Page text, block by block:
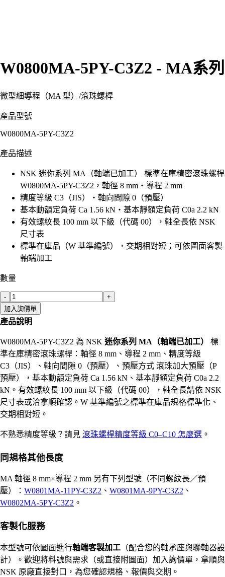
W0800MA-5PY-C3Z2 - MA系列
微型細導程（MA 型） /滾珠螺桿
產品型號
W0800MA-5PY-C3Z2
產品描述
NSK 迷你系列 MA（軸端已加工） 標準在庫精密滾珠螺桿
W0800MA-5PY-C3Z2，軸徑 8 mm・導程 2 mm
精度等級 C3（JIS）・軸向間隙 0（預壓）
基本動額定負荷 Ca 1.56 kN・基本靜額定負荷 C0a 2.2 kN
有效螺紋長 100 mm 以下級（代碼 00），軸全長依 NSK
尺寸表
標準在庫品（W 基準編號），交期相對短；可依圖面客製
軸端加工
數量
-
+
加入詢價單
產品說明
W0800MA-5PY-C3Z2 為 NSK 迷你系列 MA（軸端已加工）
標
準在庫精密滾珠螺桿：軸徑 8 mm、導程 2 mm、精度等級
C3（JIS）、軸向間隙 0（預壓）、預壓方式 滾珠加大預壓（P
預壓），基本動額定負荷 Ca 1.56 kN、基本靜額定負荷 C0a 2.2
kN。有效螺紋長 100 mm 以下級（代碼 00），軸全長請依 NSK
尺寸表或洽拿順確認。W 基準編號之標準在庫品規格標準化、
交期相對短。
不熟悉精度等級？請見 滾珠螺桿精度等級 C0–C10 怎麼選 。
同規格其他長度
MA 軸徑 8 mm×導程 2 mm 另有下列型號（不同螺紋長／預
壓）： W0801MA-11PY-C3Z2 、 W0801MA-9PY-C3Z2 、
W0802MA-5PY-C3Z2 。
客製化服務
本型號可依圖面進行軸端客製加工 （配合您的軸承座與聯軸器設
計）。歡迎將料號與需求（或直接附圖面）加入詢價單，拿順與
NSK 原廠直接對口，為您確認規格、報價與交期。